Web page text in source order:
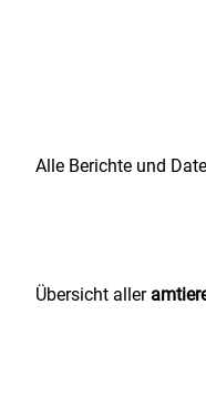
Alle Berichte und
Übersicht aller